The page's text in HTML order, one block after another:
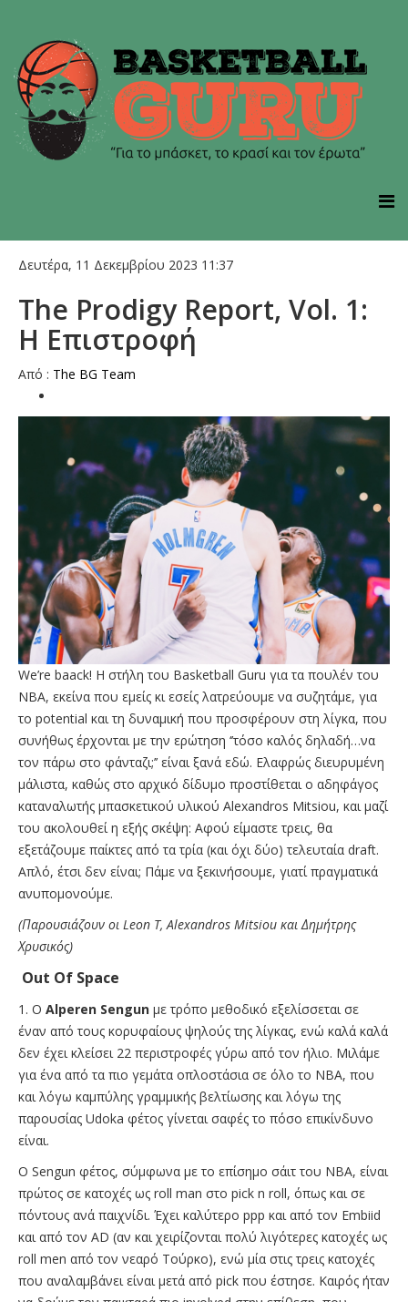
Δευτέρα, 11 Δεκεμβρίου 2023 11:37
The Prodigy Report, Vol. 1:
Η Επιστροφή
Aπό : The BG Team
We’re baack! Η στήλη του Basketball Guru για τα πουλέν του
ΝΒΑ, εκείνα που εμείς κι εσείς λατρεύουμε να συζητάμε, για
το potential και τη δυναμική που προσφέρουν στη λίγκα, που
συνήθως έρχονται με την ερώτηση ‘’τόσο καλός δηλαδή…να
τον πάρω στο φάνταζι;’’ είναι ξανά εδώ. Ελαφρώς διευρυμένη
μάλιστα, καθώς στο αρχικό δίδυμο προστίθεται ο αδηφάγος
καταναλωτής μπασκετικού υλικού Alexandros Mitsiou, και μαζί
του ακολουθεί η εξής σκέψη: Αφού είμαστε τρεις, θα
εξετάζουμε παίκτες από τα τρία (και όχι δύο) τελευταία draft.
Απλό, έτσι δεν είναι; Πάμε να ξεκινήσουμε, γιατί πραγματικά
ανυπομονούμε.
(Παρουσιάζουν οι Leon T, Alexandros Mitsiou και Δημήτρης
Χρυσικός)
Out Of Space
1. Ο Alperen Sengun με τρόπο μεθοδικό εξελίσσεται σε
έναν από τους κορυφαίους ψηλούς της λίγκας, ενώ καλά καλά
δεν έχει κλείσει 22 περιστροφές γύρω από τον ήλιο. Μιλάμε
για ένα από τα πιο γεμάτα οπλοστάσια σε όλο το ΝΒΑ, που
και λόγω καμπύλης γραμμικής βελτίωσης και λόγω της
παρουσίας Udoka φέτος γίνεται σαφές το πόσο επικίνδυνο
είναι.
Ο Sengun φέτος, σύμφωνα με το επίσημο σάιτ του ΝΒΑ, είναι
πρώτος σε κατοχές ως roll man στο pick n roll, όπως και σε
πόντους ανά παιχνίδι. Έχει καλύτερο ppp και από τον Embiid
και από τον AD (αν και χειρίζονται πολύ λιγότερες κατοχές ως
roll men από τον νεαρό Τούρκο), ενώ μία στις τρεις κατοχές
που αναλαμβάνει είναι μετά από pick που έστησε. Καιρός ήταν